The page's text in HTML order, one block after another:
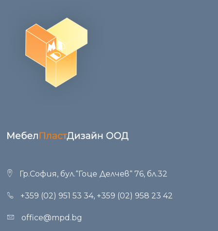
Гр.София, бул.“Гоце Делчев“ 76, бл.32
+359 (02) 951 53 34, +359 (02) 958 23 42
office@mpd.bg